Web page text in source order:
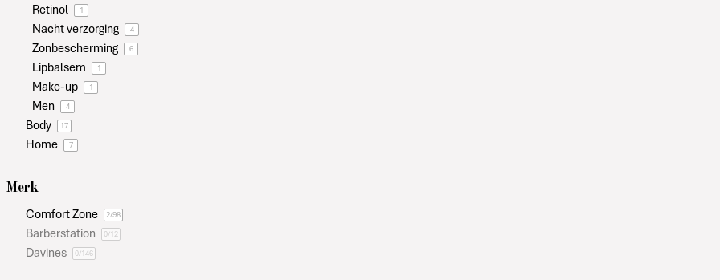
Retinol 1
Nacht verzorging 4
Zonbescherming 6
Lipbalsem 1
Make-up 1
Men 4
Body 17
Home 7
Merk
Comfort Zone 2/98
Barberstation 0/12
Davines 0/146